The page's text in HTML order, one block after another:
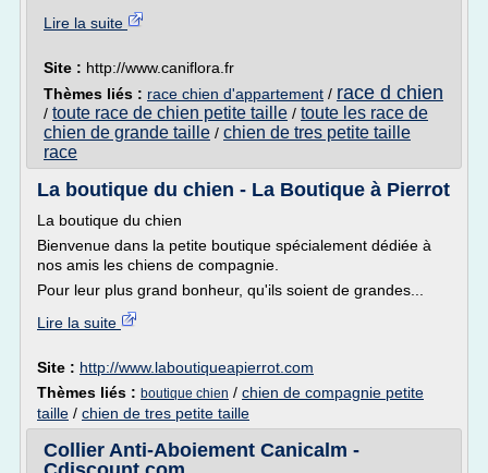
Lire la suite
Site : http://www.caniflora.fr
Thèmes liés : race chien d'appartement / race d chien
/ toute race de chien petite taille / toute les race de
chien de grande taille / chien de tres petite taille
race
La boutique du chien - La Boutique à Pierrot
La boutique du chien
Bienvenue dans la petite boutique spécialement dédiée à
nos amis les chiens de compagnie.
Pour leur plus grand bonheur, qu'ils soient de grandes...
Lire la suite
Site : http://www.laboutiqueapierrot.com
Thèmes liés : boutique chien / chien de compagnie petite
taille / chien de tres petite taille
Collier Anti-Aboiement Canicalm -